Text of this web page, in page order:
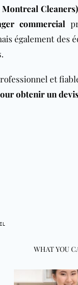
Cleaners)
commercial
également des
et
obtenir un
WHAT YOU